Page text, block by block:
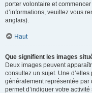
porter volontaire et
d’informations, veuillez vous
anglais).
Haut
Que signifient les images
Deux images peuvent
consultez un sujet. Une
généralement représentée par
permet d’indiquer votre